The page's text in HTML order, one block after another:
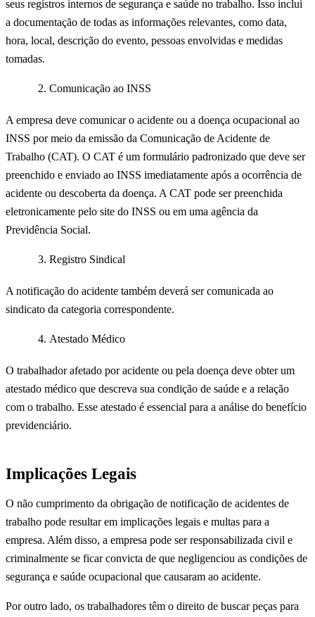
seus registros internos de segurança e saúde no trabalho. Isso inclui
a documentação de todas as informações relevantes, como data,
hora, local, descrição do evento, pessoas envolvidas e medidas
tomadas.
Comunicação ao INSS
A empresa deve comunicar o acidente ou a doença ocupacional ao
INSS por meio da emissão da Comunicação de Acidente de
Trabalho (CAT). O CAT é um formulário padronizado que deve ser
preenchido e enviado ao INSS imediatamente após a ocorrência de
acidente ou descoberta da doença. A CAT pode ser preenchida
eletronicamente pelo site do INSS ou em uma agência da
Previdência Social.
Registro Sindical
A notificação do acidente também deverá ser comunicada ao
sindicato da categoria correspondente.
Atestado Médico
O trabalhador afetado por acidente ou pela doença deve obter um
atestado médico que descreva sua condição de saúde e a relação
com o trabalho. Esse atestado é essencial para a análise do benefício
previdenciário.
Implicações Legais
O não cumprimento da obrigação de notificação de acidentes de
trabalho pode resultar em implicações legais e multas para a
empresa. Além disso, a empresa pode ser responsabilizada civil e
criminalmente se ficar convicta de que negligenciou as condições de
segurança e saúde ocupacional que causaram ao acidente.
Por outro lado, os trabalhadores têm o direito de buscar peças para